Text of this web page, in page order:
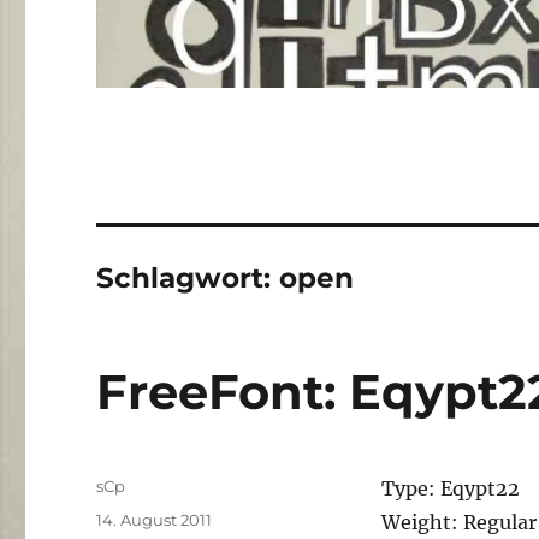
Schlagwort:open
FreeFont:
Type: Eqypt22
Weight: Regular
Autor
sCp
Veröffentlicht
14. August 2011